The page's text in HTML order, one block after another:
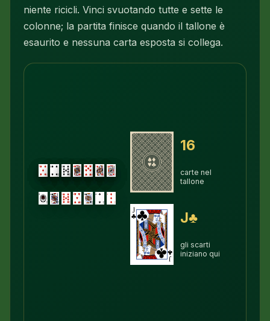
niente ricicli. Vinci svuotando tutte e sette le
colonne; la partita finisce quando il tallone è
esaurito e nessuna carta esposta si collega.
16
carte nel
tallone
J♣
gli scarti
iniziano qui